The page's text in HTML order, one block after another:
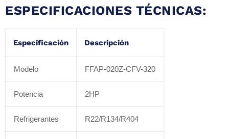
ESPECIFICACIONES TÉCNICAS:
Especificación Descripción
Modelo FFAP-020Z-CFV-320
Potencia 2HP
Refrigerantes R22/R134/R404